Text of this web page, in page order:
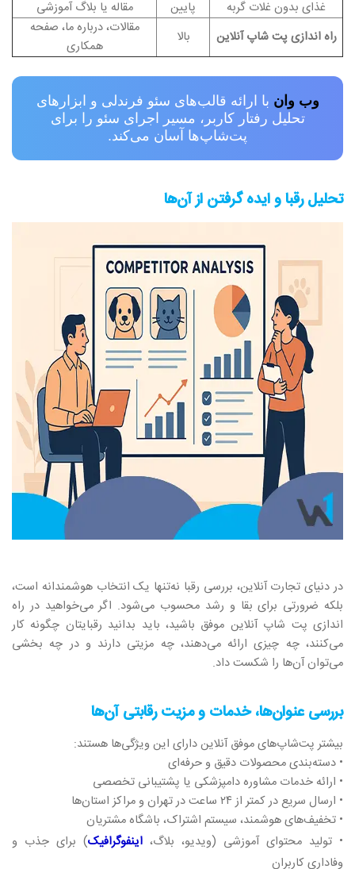
غذای بدون غلات گربه پایین
مقاله یا بلاگ آموزشی
راه‌ اندازی پت شاپ آنلاین
بالا
مقالات، درباره ما، صفحه
همکاری
وب وان با ارائه قالب‌های سئو فرندلی و ابزارهای
تحلیل رفتار کاربر، مسیر اجرای سئو را برای
پت‌شاپ‌ها آسان می‌کند.
تحلیل رقبا و ایده گرفتن از آن‌ها
در دنیای تجارت آنلاین، بررسی رقبا نه‌تنها یک انتخاب هوشمندانه است،
بلکه ضرورتی برای بقا و رشد محسوب می‌شود. اگر می‌خواهید در راه‌
اندازی پت شاپ آنلاین موفق باشید، باید بدانید رقبایتان چگونه کار
می‌کنند، چه چیزی ارائه می‌دهند، چه مزیتی دارند و در چه بخشی
می‌توان آن‌ها را شکست داد.
بررسی عنوان‌ها، خدمات و مزیت رقابتی آن‌ها
بیشتر پت‌شاپ‌های موفق آنلاین دارای این ویژگی‌ها هستند:
• دسته‌بندی محصولات دقیق و حرفه‌ای
• ارائه خدمات مشاوره دامپزشکی یا پشتیبانی تخصصی
• ارسال سریع در کمتر از ۲۴ ساعت در تهران و مراکز استان‌ها
• تخفیف‌های هوشمند، سیستم اشتراک، باشگاه مشتریان
• تولید محتوای آموزشی (ویدیو، بلاگ، اینفوگرافیک) برای جذب و
وفاداری کاربران